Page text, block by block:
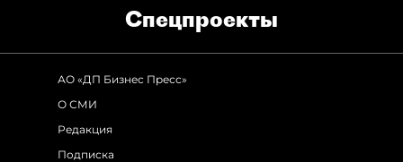
Спец­проекты
АО «ДП Бизнес Пресс»
О СМИ
Редакция
Подписка